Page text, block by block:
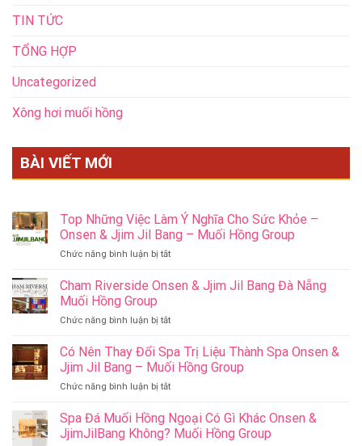
TIN TỨC
TỔNG HỢP
Uncategorized
Xông hơi muối hồng
BÀI VIẾT MỚI
Top Những Việc Làm Ý Nghĩa Cho Sức Khỏe –
Onsen & Jjim Jil Bang – Muối Hồng Group
Chức năng bình luận bị tắtở
Những
Ý
Cho
Sức
–
&
Jjim
Cham Riverside Onsen & Jjim Jil Bang Đà Nẵng
Muối Hồng Group
Chức năng bình luận bị tắtở
Riverside
Onsen
&
Jjim
Bang
Đà
Có Nên Thay Đổi Spa Trị Liệu Thành Spa Onsen &
Jjim Jil Bang – Muối Hồng Group
Chức năng bình luận bị tắtở
Nên
Thay
Đổi
Spa Đá Muối Hồng Ngoại Có Gì Khác Onsen &
JjimJilBang Không? Muối Hồng Group